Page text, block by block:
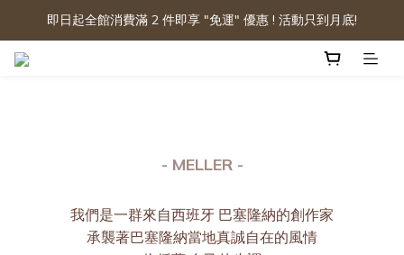
即日起全館消費滿 2 件即享 "免運" 優惠 ! 活動只到月底!
- MELLER -
我們是一群來自西班牙 巴塞隆納的創作家
承襲著巴塞隆納當地真誠自在的風情